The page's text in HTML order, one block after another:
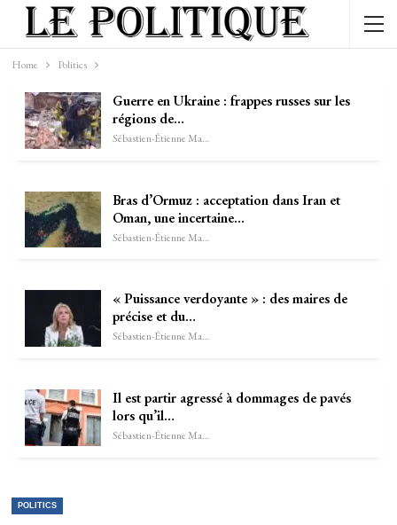
Home Politics
Guerre en Ukraine : frappes russes sur les
régions de…
Sébastien-Étienne Marechal
Bras d’Ormuz : acceptation dans Iran et
Oman, une incertaine…
Sébastien-Étienne Marechal
« Puissance verdoyante » : des maires de
précise et du…
Sébastien-Étienne Marechal
Il est partir agressé à dommages de pavés
lors qu’il…
Sébastien-Étienne Marechal
POLITICS